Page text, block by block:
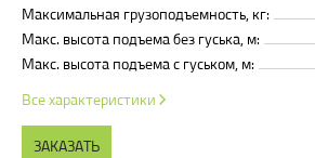
Максимальная грузоподъемность, кг:
Макс. высота подъема без гуська, м:
Макс. высота подъема с гуськом, м:
Все характеристики
ЗАКАЗАТЬ